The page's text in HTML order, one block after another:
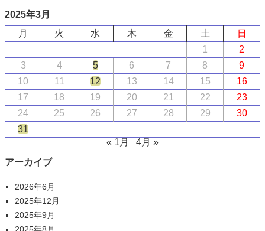
2025年3月
月
火 水 木 金 土
日
1
2
3
4 5 6 7 8
9
10
11 12 13 14 15
16
17
18 19 20 21 22
23
24
25 26 27 28 29
30
31
« 1月
4月 »
アーカイブ
2026年6月
2025年12月
2025年9月